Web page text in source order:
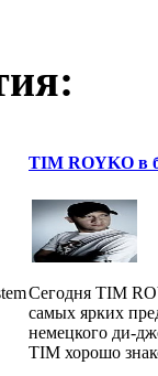
TIM ROYKO в
Сегодня TIM
самых ярких
немецкого ди-
TIM хорошо